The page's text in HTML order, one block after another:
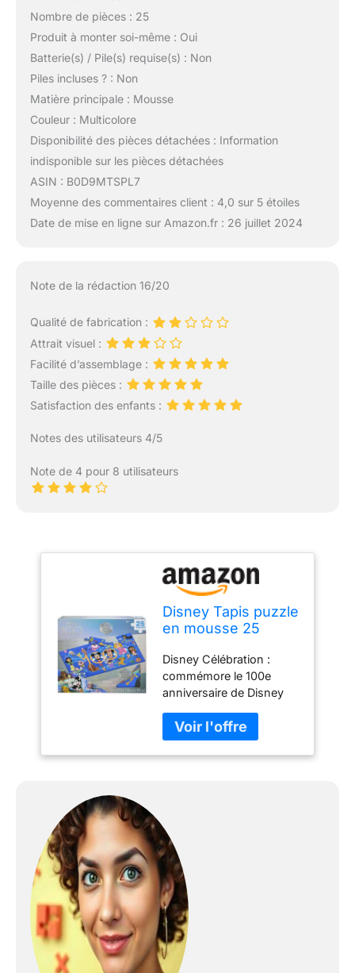
Nombre de pièces : 25
Produit à monter soi-même : Oui
Batterie(s) / Pile(s) requise(s) : Non
Piles incluses ? : Non
Matière principale : Mousse
Couleur : Multicolore
Disponibilité des pièces détachées : Information
indisponible sur les pièces détachées
ASIN : B0D9MTSPL7
Moyenne des commentaires client : 4,0 sur 5 étoiles
Date de mise en ligne sur Amazon.fr : 26 juillet 2024
Note de la rédaction 16/20
Qualité de fabrication :
Attrait visuel :
Facilité d’assemblage :
Taille des pièces :
Satisfaction des enfants :
Notes des utilisateurs 4/5
Note de 4 pour 8 utilisateurs
Disney Tapis puzzle
en mousse 25
Disney Célébration :
commémore le 100e
anniversaire de Disney
emblématiques. Grandes
pièces en mousse : sûr
et facile à manipuler pour
les compétences
cognitives. Design coloré
: dispose d'illustrations
Disney vibrantes qui
captivent les jeunes
imaginations. Utilisation
polyvalente : parfait pour
les salles de jeux, les
chambres à coucher, ou